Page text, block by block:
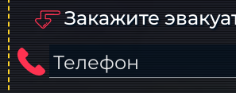
Закажите
Телефон